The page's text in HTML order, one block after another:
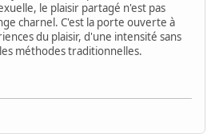
le plaisir partagé n'est pas
charnel. C'est la porte ouverte à
du plaisir, d'une intensité sans
méthodes traditionnelles.